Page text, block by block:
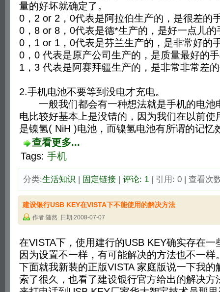
量的好坏就确定了。
0，2 or 2，0代表是阿拉伯生产的，是很差的
0，8 or 8，0代表是德*生产的，是好一点儿的
0，1 or 1，0代表是芬兰生产的，是非常好的
0，0 代表是原产公司生产的，是质量最好的
1，3 代表是阿赛拜疆生产的，是非常非常差
2.手机电池不要等到没电才充电。
一般我们都会有一种想法就是手机的电池
电比较好基本上是没错的，因为我们在以前使
是镍氢( NiH )电池，而镍氢电池有所谓的记忆
查看更多...
Tags: 手机
分类:生活知识 | 固定链接| 评论: 1| 引用: 0 | 查看次
建设银行USB KEY在VISTA下不能使用的解决方法
作者:随然 日期:2008-07-07
在VISTA下，使用建行的USB KEY确实存在一
因为设置不一样，有可能解决的方法也不一样
下面就我新装的正版VISTA 家庭版说一下我的
索了很久，也看了建设银行官方给出的解决方